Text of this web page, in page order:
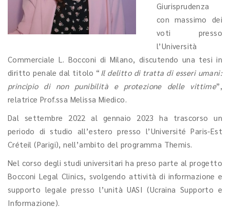
Giurisprudenza
con massimo dei
voti presso
l’Università
Commerciale L. Bocconi di Milano, discutendo una tesi in
diritto penale dal titolo “ Il delitto di tratta di esseri umani:
principio di non punibilità e protezione delle vittime”,
relatrice Prof.ssa Melissa Miedico.
Dal settembre 2022 al gennaio 2023 ha trascorso un
periodo di studio all’estero presso l’Université Paris-Est
Créteil (Parigi), nell’ambito del programma Themis.
Nel corso degli studi universitari ha preso parte al progetto
Bocconi Legal Clinics, svolgendo attività di informazione e
supporto legale presso l’unità UASI (Ucraina Supporto e
Informazione).